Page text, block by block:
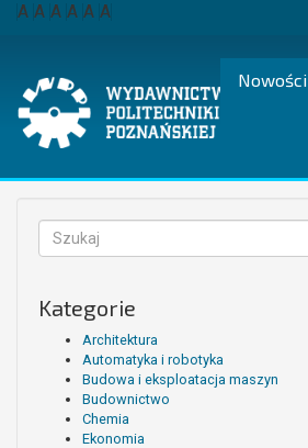
Przejdź
A A A A A A
Nowości
Formularz
wyszukiwania
Kategorie
Architektura
Automatyka i robotyka
Budowa i eksploatacja maszyn
Budownictwo
Chemia
Ekonomia